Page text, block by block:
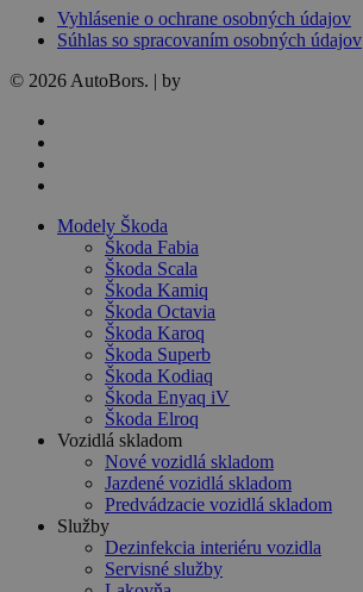
Vyhlásenie o ochrane osobných údajov
Súhlas so spracovaním osobných údajov
© 2026 AutoBors. | by
Close
Modely Škoda
Škoda Fabia
Škoda Scala
Škoda Kamiq
Škoda Octavia
Škoda Karoq
Škoda Superb
Škoda Kodiaq
Škoda Enyaq iV
Škoda Elroq
Vozidlá skladom
Nové vozidlá skladom
Jazdené vozidlá skladom
Predvádzacie vozidlá skladom
Služby
Dezinfekcia interiéru vozidla
Servisné služby